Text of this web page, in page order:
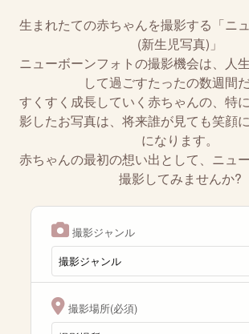
生まれたての赤ちゃんを撮影する「ニ
(新生児写真)」
ニューボーンフォトの撮影機会は、人
して過ごすたったの数週間だ
すくすく成長していく赤ちゃんの、特
影したお写真は、将来誰が見ても笑顔
になります。
赤ちゃんの最初の想い出として、ニュ
撮影してみませんか?
撮影ジャンル
撮影場所(必須)